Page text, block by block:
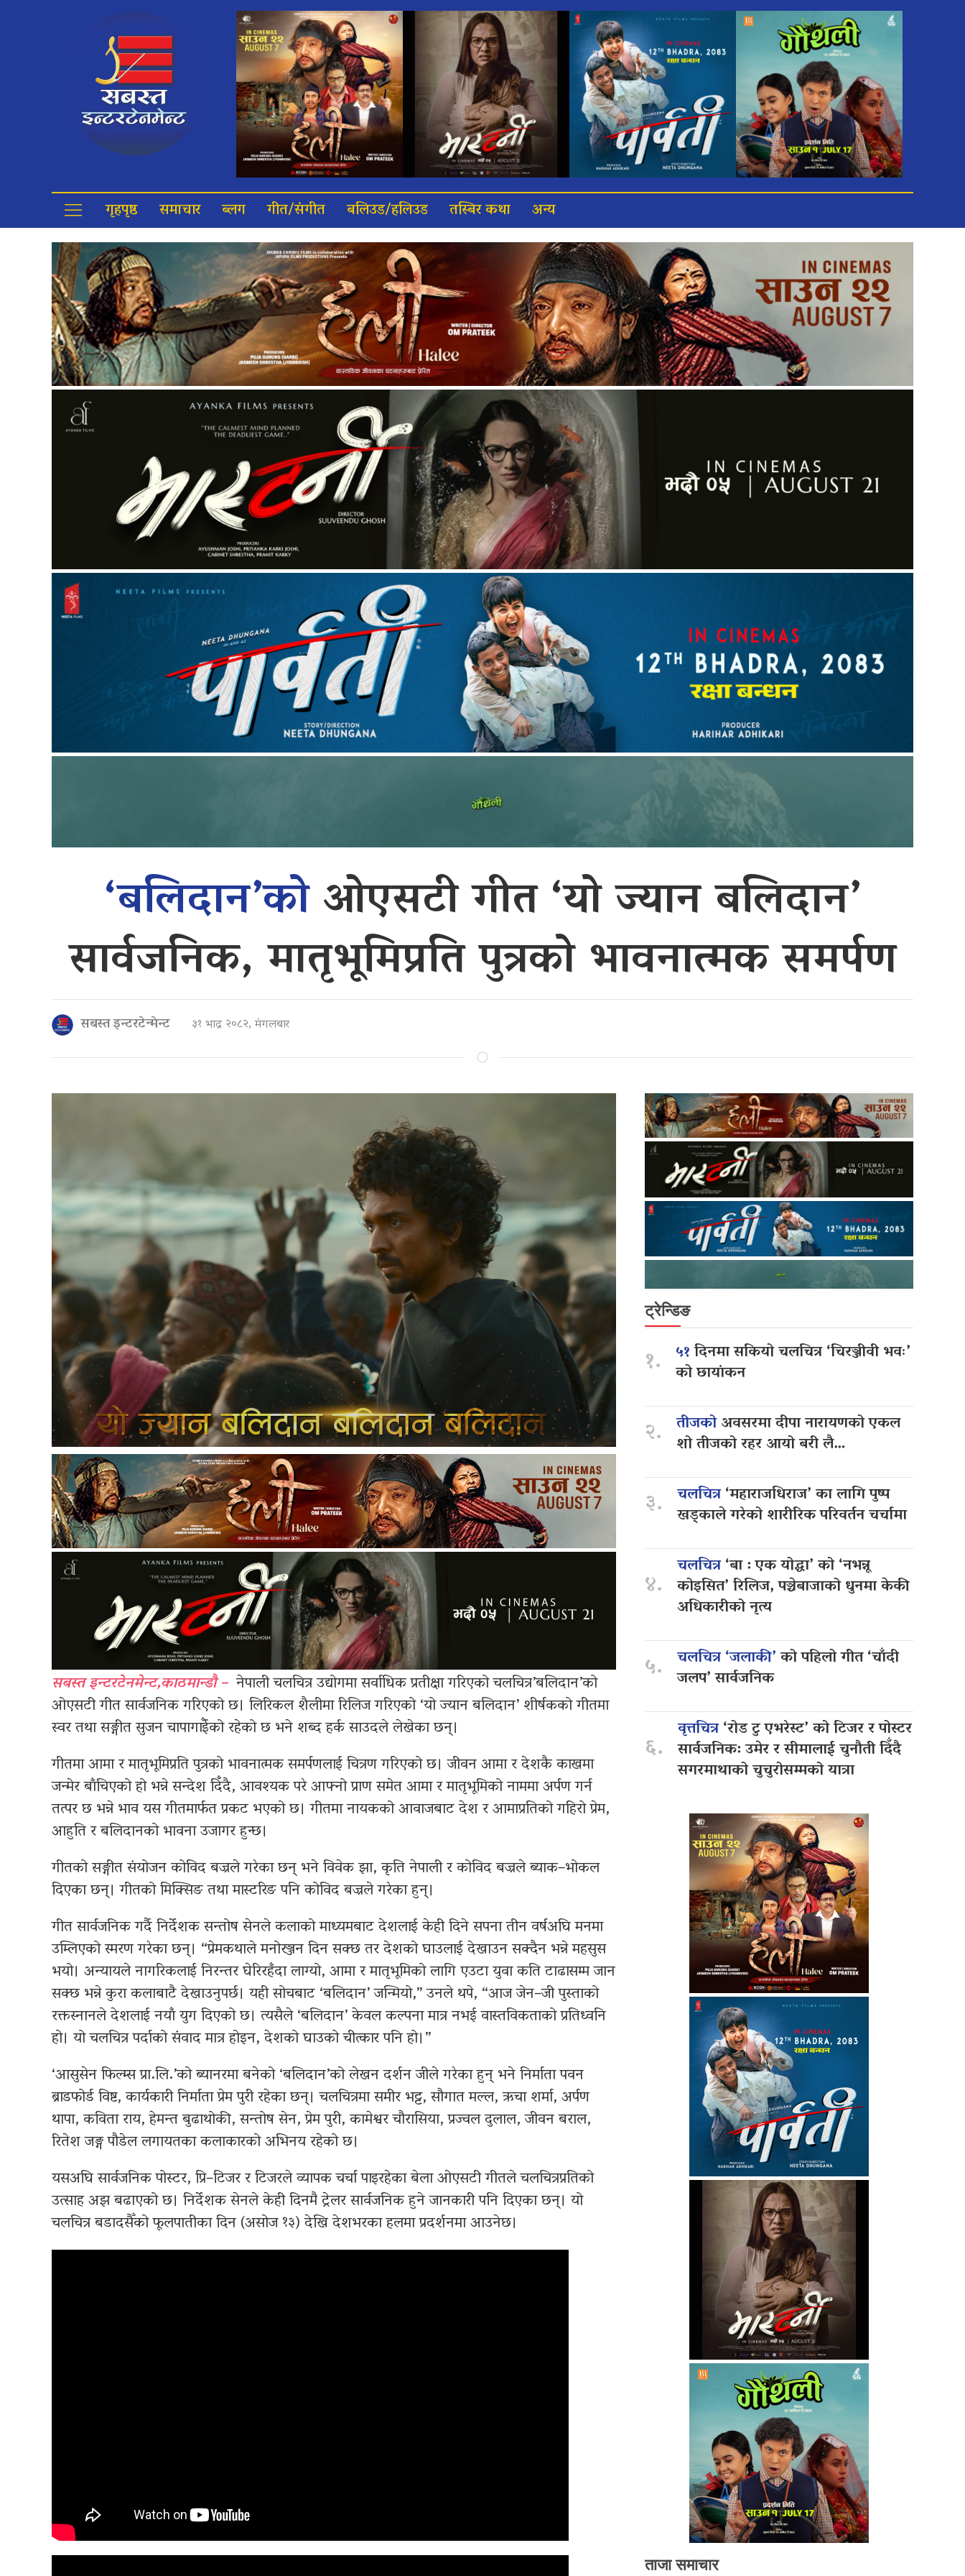
गृहपृष्ठ समाचार ब्लग गीत/संगीत बलिउड/हलिउड तस्बिर कथा अन्य
‘बलिदान’कोओएसटी गीत ‘यो ज्यान बलिदान’
सार्वजनिक, मातृभूमिप्रति पुत्रको भावनात्मक समर्पण
सबस्त इन्टरटेन्मेन्ट ३१ भाद्र २०८२, मंगलबार
सबस्त इन्टरटेनमेन्ट,काठमान्डौ – नेपाली चलचित्र उद्योगमा सर्वाधिक प्रतीक्षा गरिएको चलचित्र’बलिदान’को
ओएसटी गीत सार्वजनिक गरिएको छ। लिरिकल शैलीमा रिलिज गरिएको ‘यो ज्यान बलिदान’ शीर्षकको गीतमा
स्वर तथा सङ्गीत सुजन चापागाईँको रहेको छ भने शब्द हर्क साउदले लेखेका छन्।
गीतमा आमा र मातृभूमिप्रति पुत्रको भावनात्मक समर्पणलाई चित्रण गरिएको छ। जीवन आमा र देशकै काखमा
जन्मेर बाँचिएको हो भन्ने सन्देश दिँदै, आवश्यक परे आफ्नो प्राण समेत आमा र मातृभूमिको नाममा अर्पण गर्न
तत्पर छ भन्ने भाव यस गीतमार्फत प्रकट भएको छ। गीतमा नायकको आवाजबाट देश र आमाप्रतिको गहिरो प्रेम,
आहुति र बलिदानको भावना उजागर हुन्छ।
गीतको सङ्गीत संयोजन कोविद बज्रले गरेका छन् भने विवेक झा, कृति नेपाली र कोविद बज्रले ब्याक–भोकल
दिएका छन्। गीतको मिक्सिङ तथा मास्टरिङ पनि कोविद बज्रले गरेका हुन्।
गीत सार्वजनिक गर्दै निर्देशक सन्तोष सेनले कलाको माध्यमबाट देशलाई केही दिने सपना तीन वर्षअघि मनमा
उम्लिएको स्मरण गरेका छन्। “प्रेमकथाले मनोरञ्जन दिन सक्छ तर देशको घाउलाई देखाउन सक्दैन भन्ने महसुस
भयो। अन्यायले नागरिकलाई निरन्तर घेरिरहँदा लाग्यो, आमा र मातृभूमिको लागि एउटा युवा कति टाढासम्म जान
सक्छ भन्ने कुरा कलाबाटै देखाउनुपर्छ। यही सोचबाट ‘बलिदान’ जन्मियो,” उनले थपे, “आज जेन–जी पुस्ताको
रक्तस्नानले देशलाई नयाँ युग दिएको छ। त्यसैले ‘बलिदान’ केवल कल्पना मात्र नभई वास्तविकताको प्रतिध्वनि
हो। यो चलचित्र पर्दाको संवाद मात्र होइन, देशको घाउको चीत्कार पनि हो।”
‘आसुसेन फिल्म्स प्रा.लि.’को ब्यानरमा बनेको ‘बलिदान’को लेखन दर्शन जीले गरेका हुन् भने निर्माता पवन
ब्राडफोर्ड विष्ट, कार्यकारी निर्माता प्रेम पुरी रहेका छन्। चलचित्रमा समीर भट्ट, सौगात मल्ल, ऋचा शर्मा, अर्पण
थापा, कविता राय, हेमन्त बुढाथोकी, सन्तोष सेन, प्रेम पुरी, कामेश्वर चौरासिया, प्रज्वल दुलाल, जीवन बराल,
रितेश जङ्ग पौडेल लगायतका कलाकारको अभिनय रहेको छ।
यसअघि सार्वजनिक पोस्टर, प्रि–टिजर र टिजरले व्यापक चर्चा पाइरहेका बेला ओएसटी गीतले चलचित्रप्रतिको
उत्साह अझ बढाएको छ। निर्देशक सेनले केही दिनमै ट्रेलर सार्वजनिक हुने जानकारी पनि दिएका छन्। यो
चलचित्र बडादसैँको फूलपातीका दिन (असोज १३) देखि देशभरका हलमा प्रदर्शनमा आउनेछ।
ट्रेन्डिङ
१. ५१दिनमा सकियो चलचित्र ‘चिरञ्जीवी भवः’
को छायांकन
२. तीजकोअवसरमा दीपा नारायणको एकल
शो तीजको रहर आयो बरी लै…
३. चलचित्र‘महाराजधिराज’ का लागि पुष्प
खड्काले गरेको शारीरिक परिवर्तन चर्चामा
४.
चलचित्र‘बा : एक योद्धा’ को ‘नभन्नू
कोइसित’ रिलिज, पञ्चेबाजाको धुनमा केकी
अधिकारीको नृत्य
५. चलचित्र ‘जलाकी’को पहिलो गीत ‘चाँदी
जलप’ सार्वजनिक
६.
वृत्तचित्र‘रोड टु एभरेस्ट’ को टिजर र पोस्टर
सार्वजनिक: उमेर र सीमालाई चुनौती दिँदै
सगरमाथाको चुचुरोसम्मको यात्रा
ताजा समाचार